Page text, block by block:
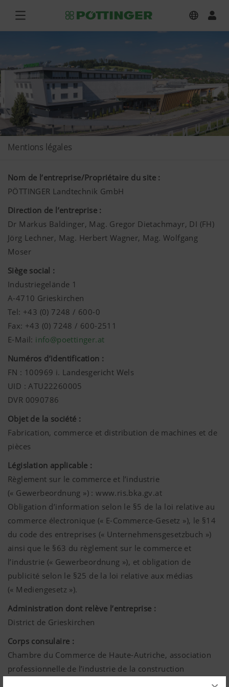
Mentions légales
Nom de l’entreprise/Propriétaire du site :
PÖTTINGER Landtechnik GmbH
Direction de l’entreprise :
Dr Markus Baldinger, Mag. Gregor Dietachmayr, DI (FH)
Jörg Lechner, Mag. Herbert Wagner, Mag. Wolfgang
Moser
Siège social :
Industriegelände 1
A-4710 Grieskirchen
Tel: +43 (0) 7248 / 600-0
Fax: +43 (0) 7248 / 600-2511
E-Mail: info@poettinger.at
Numéros d’identification :
FN : 100969 i. Landesgericht Wels
UID : ATU22260005
DVR 0090786
Objet de la société :
Fabrication, commerce et distribution de machines et de
pièces
Législation applicable :
Règlement sur le commerce et l’industrie
(« Gewerbeordnung ») : www.ris.bka.gv.at
Obligation d’information selon le §5 de la loi relative au
commerce électronique (« E-Commerce-Gesetz »), le §14
du code des entreprises (« Unternehmensgesetzbuch »)
ainsi que le §63 du règlement sur le commerce et
l’industrie (« Gewerbeordnung »), et obligation de
publicité selon le §25 de la loi relative aux médias
(« Mediengesetz »).
Administration dont relève l’entreprise :
District de Grieskirchen
Corps consulaire :
Chambre du Commerce de Haute-Autriche, association
professionnelle de l’industrie de la construction